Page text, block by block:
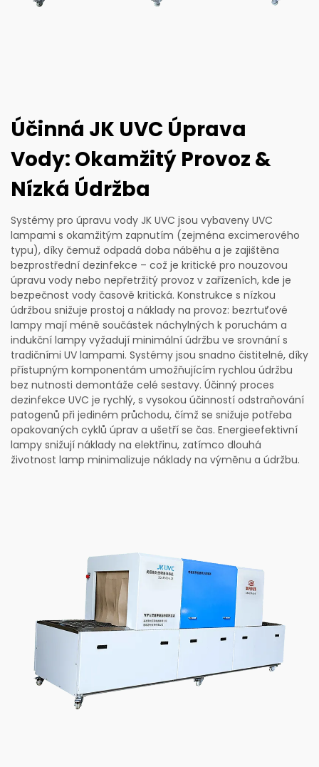
Účinná JK UVC Úprava
Vody: Okamžitý Provoz &
Nízká Údržba
Systémy pro úpravu vody JK UVC jsou vybaveny UVC
lampami s okamžitým zapnutím (zejména excimerového
typu), díky čemuž odpadá doba náběhu a je zajištěna
bezprostřední dezinfekce – což je kritické pro nouzovou
úpravu vody nebo nepřetržitý provoz v zařízeních, kde je
bezpečnost vody časově kritická. Konstrukce s nízkou
údržbou snižuje prostoj a náklady na provoz: bezrtuťové
lampy mají méně součástek náchylných k poruchám a
indukční lampy vyžadují minimální údržbu ve srovnání s
tradičními UV lampami. Systémy jsou snadno čistitelné, díky
přístupným komponentám umožňujícím rychlou údržbu
bez nutnosti demontáže celé sestavy. Účinný proces
dezinfekce UVC je rychlý, s vysokou účinností odstraňování
patogenů při jediném průchodu, čímž se snižuje potřeba
opakovaných cyklů úprav a ušetří se čas. Energieefektivní
lampy snižují náklady na elektřinu, zatímco dlouhá
životnost lamp minimalizuje náklady na výměnu a údržbu.